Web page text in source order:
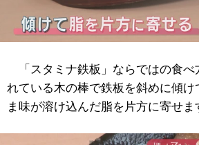
「スタミナ鉄板」ならではの食べ
れている木の棒で鉄板を斜めに傾け
ま味が溶け込んだ脂を片方に寄せま